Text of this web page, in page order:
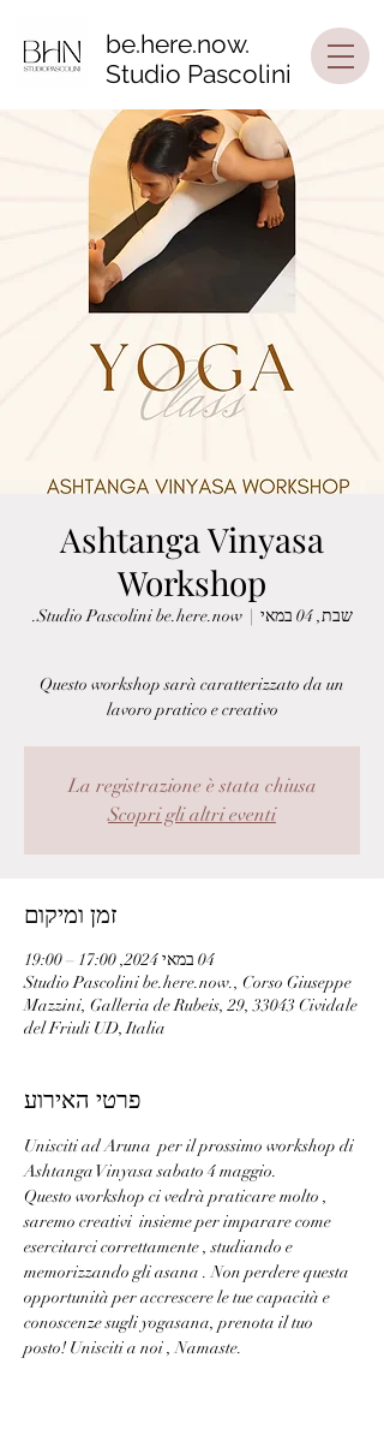
be.here.now.
Studio Pascolini
Ashtanga Vinyasa
Workshop
שבת, 04 במאי
  |
Studio Pascolini be.here.now.
Questo workshop sarà caratterizzato da un
lavoro pratico e creativo
La registrazione è stata chiusa
Scopri gli altri eventi
זמן ומיקום
04 במאי 2024, 17:00 – 19:00
Studio Pascolini be.here.now., Corso Giuseppe
Mazzini, Galleria de Rubeis, 29, 33043 Cividale
del Friuli UD, Italia
פרטי האירוע
Unisciti ad Aruna  per il prossimo workshop di
Ashtanga Vinyasa sabato 4 maggio.
Questo workshop ci vedrà praticare molto ,
saremo creativi  insieme per imparare come
esercitarci correttamente , studiando e
memorizzando gli asana . Non perdere questa
opportunità per accrescere le tue capacità e
conoscenze sugli yogasana, prenota il tuo
posto! Unisciti a noi , Namaste.